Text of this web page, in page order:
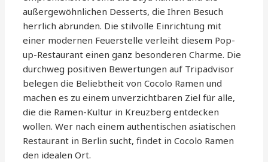
außergewöhnlichen Desserts, die Ihren Besuch
herrlich abrunden. Die stilvolle Einrichtung mit
einer modernen Feuerstelle verleiht diesem Pop-
up-Restaurant einen ganz besonderen Charme. Die
durchweg positiven Bewertungen auf Tripadvisor
belegen die Beliebtheit von Cocolo Ramen und
machen es zu einem unverzichtbaren Ziel für alle,
die die Ramen-Kultur in Kreuzberg entdecken
wollen. Wer nach einem authentischen asiatischen
Restaurant in Berlin sucht, findet in Cocolo Ramen
den idealen Ort.